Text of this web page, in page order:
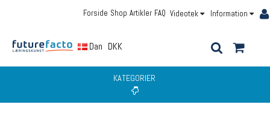
Information
Videotek
FAQ
Artikler
Shop
Forside
DanskDKK
KATEGORIER